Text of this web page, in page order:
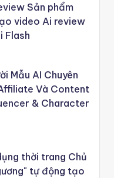
Sản phẩm
video Ai review
Flash
Mẫu AI Chuyên
Và Content
& Character
thời trang Chủ
tự động tạo